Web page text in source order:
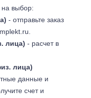
выбор:
- отправьте заказ
лица) - расчет в
лица)
данные и
счет и